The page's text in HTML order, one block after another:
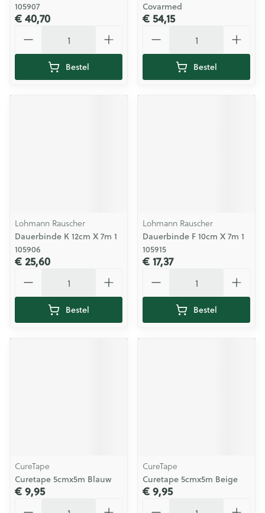
105907
€ 40,70
Bestel
Covarmed
€ 54,15
Bestel
Lohmann Rauscher
Dauerbinde K 12cm X 7m 1
105906
€ 25,60
Bestel
Lohmann Rauscher
Dauerbinde F 10cm X 7m 1
105915
€ 17,37
Bestel
CureTape
Curetape 5cmx5m Blauw
€ 9,95
CureTape
Curetape 5cmx5m Beige
€ 9,95